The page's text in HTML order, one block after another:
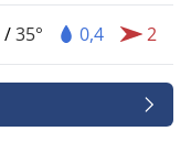
/35° 0,4 2